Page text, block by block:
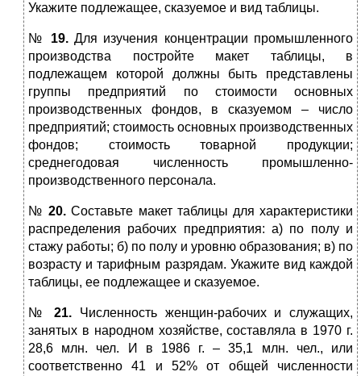
Укажите подлежащее, сказуемое и вид таблицы.
№ 19.Для изучения концентрации промышленного
производства постройте макет таблицы, в
подлежащем которой должны быть представлены
группы предприятий по стоимости основных
производственных фондов, в сказуемом – число
предприятий; стоимость основных производственных
фондов; стоимость товарной продукции;
среднегодовая численность промышленно-
производственного персонала.
№20.Составьте макет таблицы для характеристики
распределения рабочих предприятия: а) по полу и
стажу работы; б) по полу и уровню образования; в) по
возрасту и тарифным разрядам. Укажите вид каждой
таблицы, ее подлежащее и сказуемое.
№21. Численность женщин-рабочих и служащих,
занятых в народном хозяйстве, составляла в 1970 г.
28,6 млн. чел. И в 1986 г. – 35,1 млн. чел., или
соответственно 41 и 52% от общей численности